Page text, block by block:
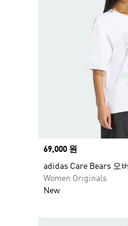
Price
69,000 원
adidas Care Bears 오
Women Originals
New